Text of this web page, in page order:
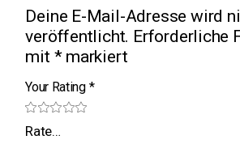
Deine E-Mail-Adresse wird
veröffentlicht. Erforderliche
mit *markiert
Your Rating *